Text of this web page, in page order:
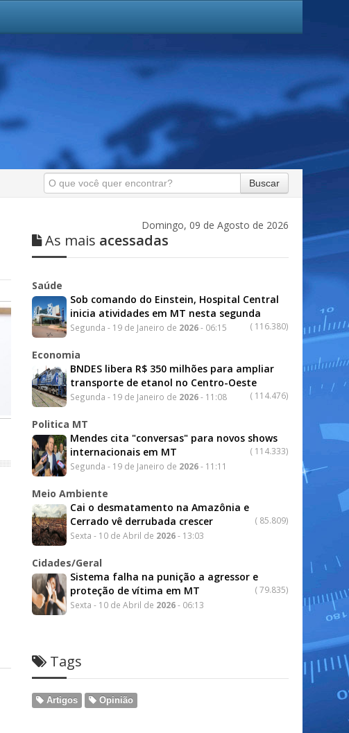
Buscar
Domingo, 09 de Agosto de 2026
As mais acessadas
Saúde
Sob comando do Einstein, Hospital Central
inicia atividades em MT nesta segunda
( 116.380)
Segunda - 19 de Janeiro de 2026- 06:15
Economia
BNDES libera R$ 350 milhões para ampliar
transporte de etanol no Centro-Oeste
( 114.476)
Segunda - 19 de Janeiro de 2026- 11:08
Politica MT
Mendes cita "conversas" para novos shows
internacionais em MT
( 114.333)
Segunda - 19 de Janeiro de 2026- 11:11
Meio Ambiente
Cai o desmatamento na Amazônia e
Cerrado vê derrubada crescer
( 85.809)
Sexta - 10 de Abril de 2026- 13:03
Cidades/Geral
Sistema falha na punição a agressor e
proteção de vítima em MT
(79.835)
Sexta - 10 de Abril de 2026- 06:13
Tags
Artigos Opinião